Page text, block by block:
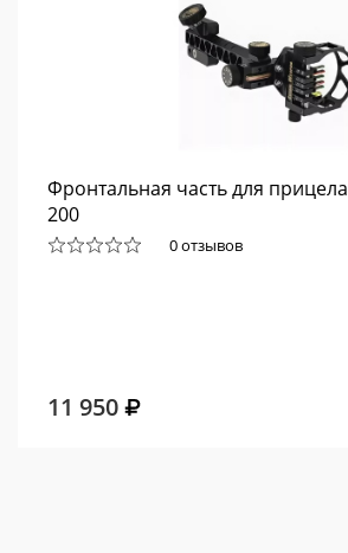
Фронтальная часть для
200
0 отзывов
11 950